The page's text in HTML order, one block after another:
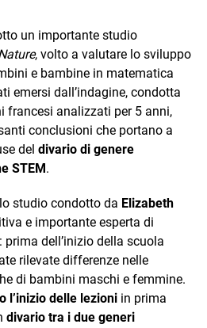
un importante studio
, volto a valutare lo sviluppo
e bambine in matematica
emersi dall’indagine, condotta
francesi analizzati per 5 anni,
conclusioni che portano a
del divario di genere
STEM.
studio condotto da Elizabeth
e importante esperta di
dell’inizio della scuola
rilevate differenze nelle
di bambini maschi e femmine.
l’inizio delle lezioni in prima
divario tra i due generi